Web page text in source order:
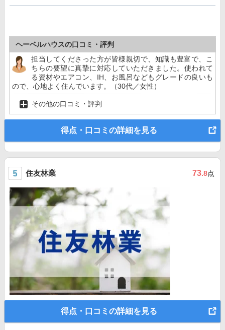
ヘーベルハウスの口コミ・評判
担当してくださった方が皆様親切で、知識も豊富で、こ
ちらの要望に真摯に対応していただきました。使われて
る資材やエアコン、IH、お風呂などもグレードの良いも
ので、心地よく住んでいます。（30代／女性）
その他の口コミ・評判
得点・口コミの詳細を見る
住友林業 73.8点
得点・口コミの詳細を見る